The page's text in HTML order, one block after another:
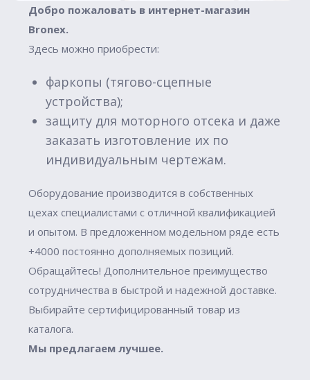
Добро пожаловать в интернет-магазин
Вronex.
Здесь можно приобрести:
фаркопы (тягово-сцепные
устройства);
защиту для моторного отсека и даже
заказать изготовление их по
индивидуальным чертежам.
Оборудование производится в собственных
цехах специалистами с отличной квалификацией
и опытом. В предложенном модельном ряде есть
+4000 постоянно дополняемых позиций.
Обращайтесь! Дополнительное преимущество
сотрудничества в быстрой и надежной доставке.
Выбирайте сертифицированный товар из
каталога.
Мы предлагаем лучшее.